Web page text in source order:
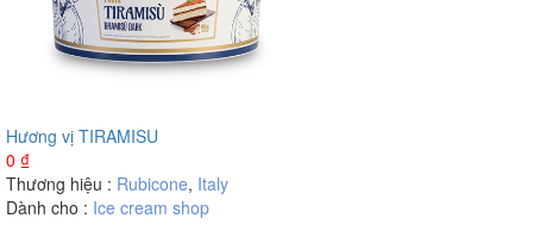
Hương vị TIRAMISU
0 ₫
Thương hiệu : Rubicone, Italy
Dành cho : Ice cream shop